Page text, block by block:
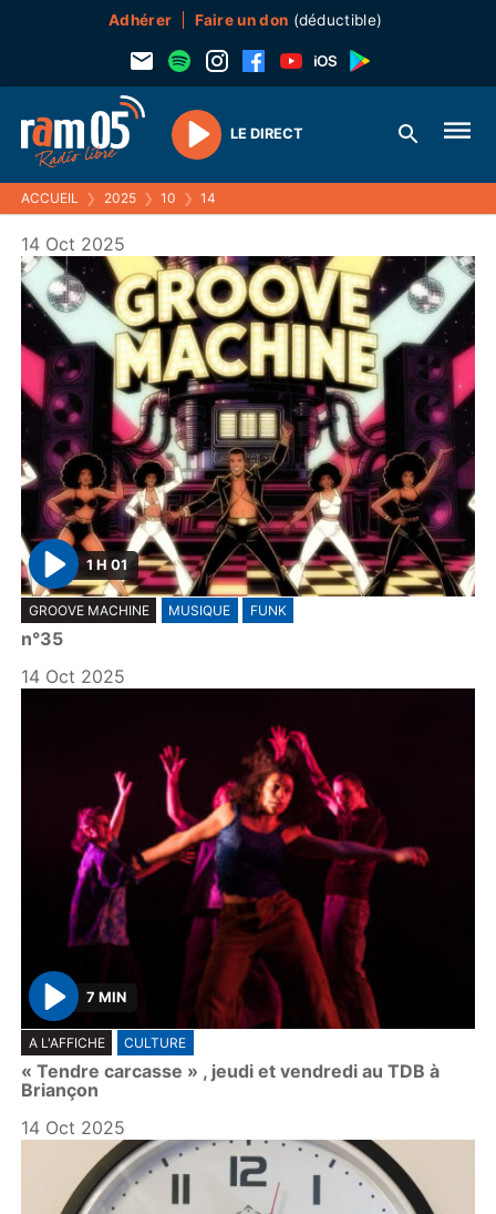
Adhérer Faire un don (déductible)
Play
LE DIRECT
ACCUEIL ❯ 2025 ❯ 10 ❯ 14
14 Oct 2025
P
l
a
y
1 H 01
GROOVE MACHINE MUSIQUE FUNK
n°35
14 Oct 2025
P
l
a
y
7 MIN
A L'AFFICHE CULTURE
« Tendre carcasse » , jeudi et vendredi au TDB à
Briançon
14 Oct 2025